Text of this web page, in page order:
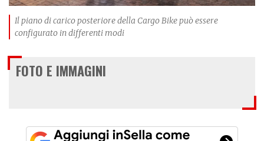
Il piano di carico posteriore della Cargo Bike può essere
configurato in differenti modi
FOTO E IMMAGINI